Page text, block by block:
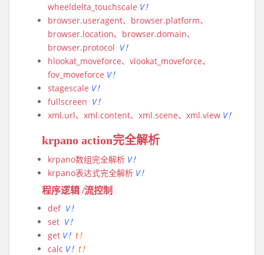
wheeldelta_touchscale V！
browser.useragent、browser.platform、
browser.location、browser.domain、
browser.protocol V！
hlookat_moveforce、vlookat_moveforce、
fov_moveforce V！
stagescale V！
fullscreen V！
xml.url、xml.content、xml.scene、xml.view V！
krpano action完全解析
krpano数组完全解析 V！
krpano表达式完全解析 V！
程序逻辑 /流控制
def V！
set V！
get V！ t！
calc V！ t！